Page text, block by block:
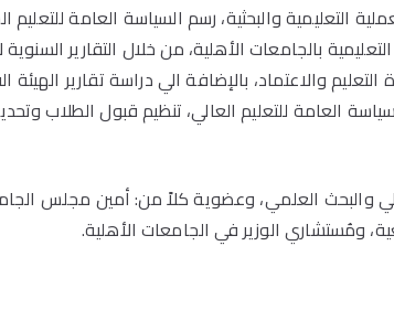
والبحثية، رسم السياسة العامة
بالجامعات الأهلية، من خلال التقارير السنوية
والاعتماد، بالإضافة الي دراسة تقارير الهيئة
العامة للتعليم العالي، تنظيم قبول الطلاب
والبحث العلمي، وعضوية كلاً من: أمين مجلس
ومُستشاري الوزير في الجامعات الأهلية.